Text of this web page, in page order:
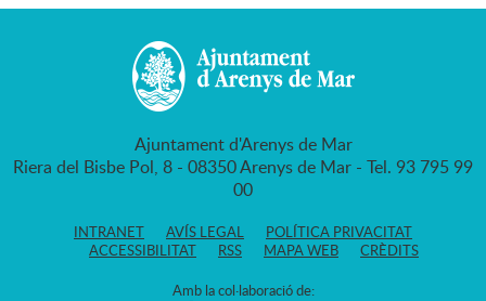
Ajuntament d'Arenys de Mar
Riera del Bisbe Pol, 8 - 08350 Arenys de Mar - Tel. 93 795 99
00
INTRANET AVÍS LEGAL
POLÍTICA PRIVACITAT
ACCESSIBILITAT
RSS MAPA WEB CRÈDITS
Amb la col·laboració de: